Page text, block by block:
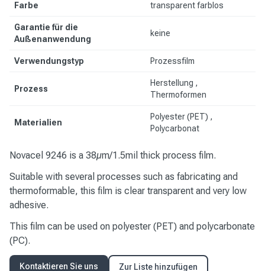
Farbe transparent farblos
Garantie für die
Außenanwendung
keine
Verwendungstyp Prozessfilm
Prozess
Herstellung ,
Thermoformen
Materialien
Polyester (PET) ,
Polycarbonat
Novacel 9246 is a 38µm/1.5mil thick process film.
Suitable with several processes such as fabricating and
thermoformable, this film is clear transparent and very low
adhesive.
This film can be used on polyester (PET) and polycarbonate
(PC).
Kontaktieren Sie uns Zur Liste hinzufügen